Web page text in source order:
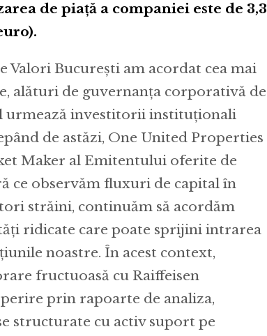
de piață a companiei este de 3,3
Valori București am acordat cea mai
alături de guvernanța corporativă de
urmează investitorii instituționali
de astăzi, One United Properties
Maker al Emitentului oferite de
ce observăm fluxuri de capital în
străini, continuăm să acordăm
ridicate care poate sprijini intrarea
noastre. În acest context,
fructuoasă cu Raiffeisen
prin rapoarte de analiza,
structurate cu activ suport pe